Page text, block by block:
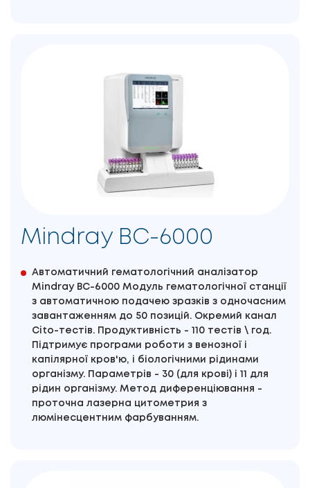
Mindray ВС-6000
Автоматичний гематологічний аналізатор
Mindray ВС-6000 Модуль гематологічної станції
з автоматичною подачею зразків з одночасним
завантаженням до 50 позицій. Окремий канал
Cito-тестів. Продуктивність - 110 тестів \ год.
Підтримує програми роботи з венозної і
капілярної кров'ю, і біологічними рідинами
організму. Параметрів - 30 (для крові) і 11 для
рідин організму. Метод диференціювання -
проточна лазерна цитометрия з
люмінесцентним фарбуванням.